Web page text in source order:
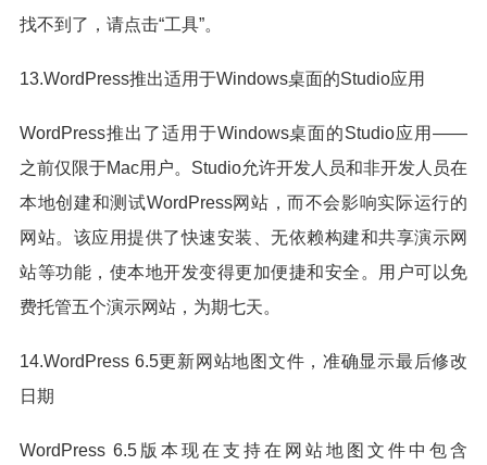
找不到了，请点击“工具”。
13.WordPress推出适用于Windows桌面的Studio应用
WordPress推出了适用于Windows桌面的Studio应用——
之前仅限于Mac用户。Studio允许开发人员和非开发人员在
本地创建和测试WordPress网站，而不会影响实际运行的
网站。该应用提供了快速安装、无依赖构建和共享演示网
站等功能，使本地开发变得更加便捷和安全。用户可以免
费托管五个演示网站，为期七天。
14.WordPress 6.5更新网站地图文件，准确显示最后修改
日期
WordPress 6.5版本现在支持在网站地图文件中包含